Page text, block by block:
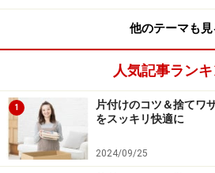
他のテーマも見
人気記事ラン
1
片付けのコツ＆捨てワ
をスッキリ快適に
2024/09/25